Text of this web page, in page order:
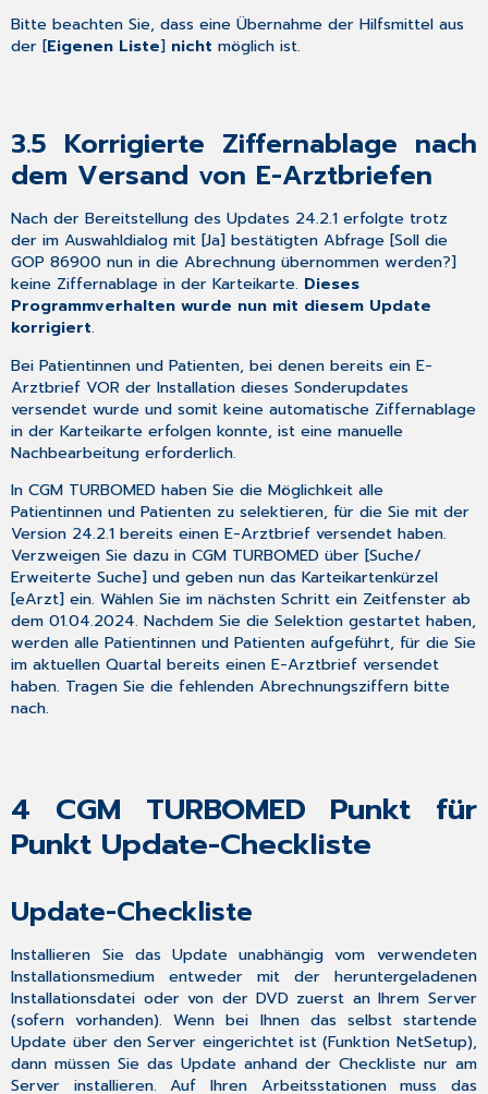
Bitte beachten Sie, dass eine Übernahme der Hilfsmittel aus
der [Eigenen Liste] nicht möglich ist.
3.5 Korrigierte Ziffernablage nach
dem Versand von E-Arztbriefen
Nach der Bereitstellung des Updates 24.2.1 erfolgte trotz
der im Auswahldialog mit [Ja] bestätigten Abfrage [Soll die
GOP 86900 nun in die Abrechnung übernommen werden?]
keine Ziffernablage in der Karteikarte. Dieses
Programmverhalten wurde nun mit diesem Update
korrigiert.
Bei Patientinnen und Patienten, bei denen bereits ein E-
Arztbrief VOR der Installation dieses Sonderupdates
versendet wurde und somit keine automatische Ziffernablage
in der Karteikarte erfolgen konnte, ist eine manuelle
Nachbearbeitung erforderlich.
In CGM TURBOMED haben Sie die Möglichkeit alle
Patientinnen und Patienten zu selektieren, für die Sie mit der
Version 24.2.1 bereits einen E-Arztbrief versendet haben.
Verzweigen Sie dazu in CGM TURBOMED über [Suche/
Erweiterte Suche] und geben nun das Karteikartenkürzel
[eArzt] ein. Wählen Sie im nächsten Schritt ein Zeitfenster ab
dem 01.04.2024. Nachdem Sie die Selektion gestartet haben,
werden alle Patientinnen und Patienten aufgeführt, für die Sie
im aktuellen Quartal bereits einen E-Arztbrief versendet
haben. Tragen Sie die fehlenden Abrechnungsziffern bitte
nach.
4 CGM TURBOMED Punkt für
Punkt Update-Checkliste
Update-Checkliste
Installieren Sie das Update unabhängig vom verwendeten
Installationsmedium entweder mit der heruntergeladenen
Installationsdatei oder von der DVD zuerst an Ihrem Server
(sofern vorhanden). Wenn bei Ihnen das selbst startende
Update über den Server eingerichtet ist (Funktion NetSetup),
dann müssen Sie das Update anhand der Checkliste nur am
Server installieren. Auf Ihren Arbeitsstationen muss das